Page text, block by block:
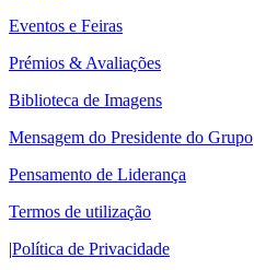
Eventos e Feiras
Prémios & Avaliações
Biblioteca de Imagens
Mensagem do Presidente do Grupo
Pensamento de Liderança
Termos de utilização
|Política de Privacidade